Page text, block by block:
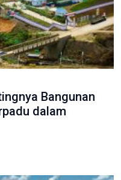
Bangunan
dalam